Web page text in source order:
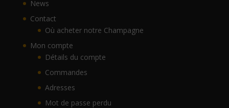
News
Contact
Où acheter notre Champagne
Mon compte
Détails du compte
Commandes
Adresses
Mot de passe perdu